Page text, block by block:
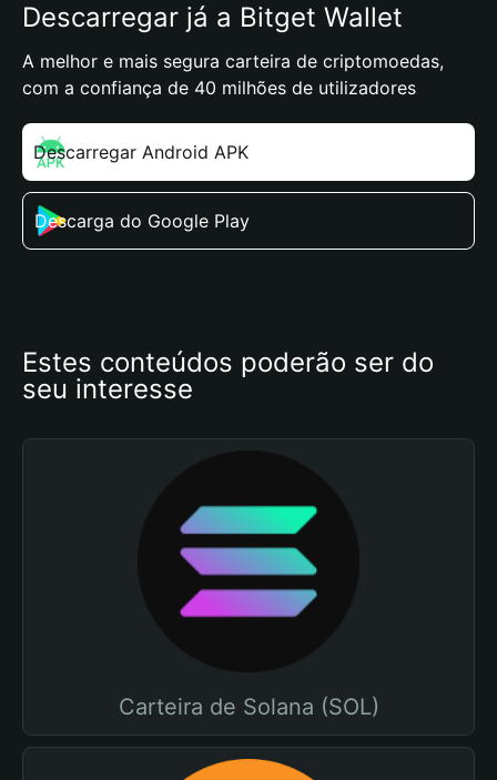
Descarregar já a Bitget Wallet
A melhor e mais segura carteira de criptomoedas,
com a confiança de 40 milhões de utilizadores
Descarregar Android APK
Descarga do Google Play
Estes conteúdos poderão ser do
seu interesse
Carteira de Solana (SOL)